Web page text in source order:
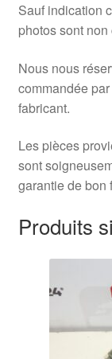
Sauf indication
photos sont
Nous nous
commandée
fabricant.
Les pièces
sont
garantie de bon
Produits